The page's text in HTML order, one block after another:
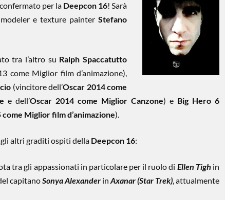
per la Deepcon 16! Sarà
e texture painter Stefano
tra l’altro su Ralph Spaccatutto
come Miglior film d’animazione)
(vincitore dell’Oscar 2014 come
e dell’Oscar 2014 come Miglior Canzone) e Big Hero 6
Miglior film d’animazione).
altri graditi ospiti della Deepcon 16:
tra gli appassionati in particolare per il ruolo di Ellen Tigh in
capitanoSonya Alexanderin Axanar (Star Trek), attualmente